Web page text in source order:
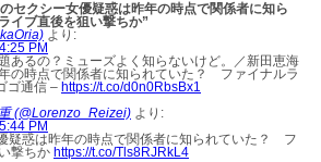
セクシー女優疑惑は昨年の時点で関係者に知ら
ブ直後を狙い撃ちか”
より:
PM
あるの？ミューズよく知らないけど。／新田恵海
の時点で関係者に知られていた？ ファイナルラ
ゴ通信 – https://t.co/d0n0RbsBx1
(@Lorenzo_Reizei) より:
PM
疑惑は昨年の時点で関係者に知られていた？ フ
撃ちか https://t.co/Tls8RJRkL4